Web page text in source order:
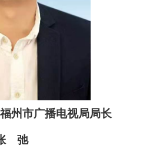
州市广播电视局局长
弛